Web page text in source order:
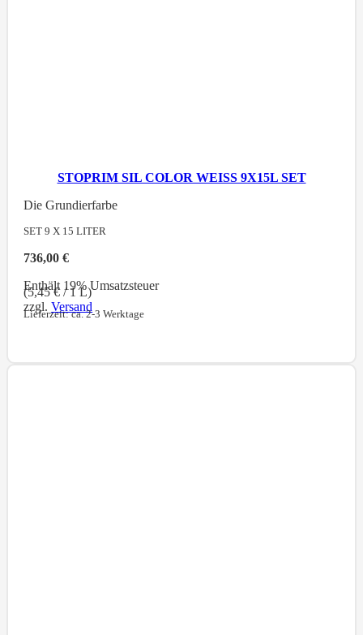
STOPRIM SIL COLOR WEISS 9X15L SET
Die Grundierfarbe
SET 9 X 15 LITER
736,00€
Enthält 19% Umsatzsteuer
(5,45€/ 1 L)
zzgl.Versand
Lieferzeit: ca. 2-3 Werktage